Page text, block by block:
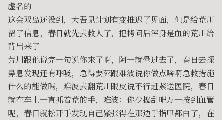
虚名的
这会双岛还没到，大吾见计划有变推迟了见面，但是给荒川
留了信息，春日就先去救人了，把拷问后浑身是血的荒川给
背出来了
荒川跟他说完一句说你来了啊，阿一就晕过去了，春日去探
鼻息发现还有呼吸，急得要死跟难波说你做点啥啊急救措施
什么的能做吗，难波去翻荒川眼皮说不行赶紧送医院，春日
就在车上一直抓着荒的手，难波：你少捣乱吧万一按到血管
呢，春日就松开手发现自己紧张得在那边手指甲都白了，在